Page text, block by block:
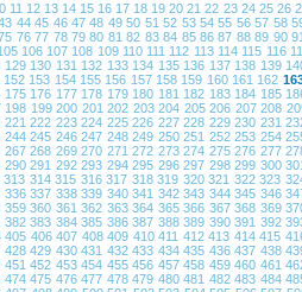
11 12 13 14 15 16 17 18 19202122 23 24 25 26
4445 464748 4950 5152 535455 5657 58
7677 787980 8182 8384 858687 8889 9091
106 107 108 109 110 111 112 113 114 115 116
129 130 131 132 133 134 135 136 137 138 139
152 153 154 155 156 157 158 159 160 161 162
175 176 177 178 179 180 181 182 183 184 185
198 199 200 201 202 203 204 205 206 207 208
221222 223224 225226 227228 229230 231
244245 246247 248249 250251 252253 254
267268 269270 271272 273274 275276 277
290291 292293 294295 296297 298299 300
313 314 315 316 317 318 319 320 321 322 323
336337 338339 340341 342343 344345 346
359360 361362 363364 365366 367368 369
382383 384385 386387 388389 390391 392
405 406 407 408 409 410 411 412 413 414 415
428429 430431 432433 434435 436437 438
451452 453454 455456 457458 459460 461
474475 476477 478479 480481 482483 484